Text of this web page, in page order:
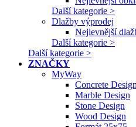
Další kategorie >
Dlažby výprodej
Nejlevnější
Další kategorie >
Další kategorie >
ZNAČKY
MyWay
Concrete Design
Marble Design
Stone Design
Wood Design